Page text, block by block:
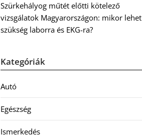
Szürkehályog műtét előtti kötelező
vizsgálatok Magyarországon: mikor lehet
szükség laborra és EKG-ra?
Kategóriák
Autó
Egészség
Ismerkedés